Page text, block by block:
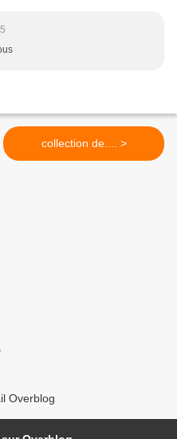
collection de.... >
Overblog